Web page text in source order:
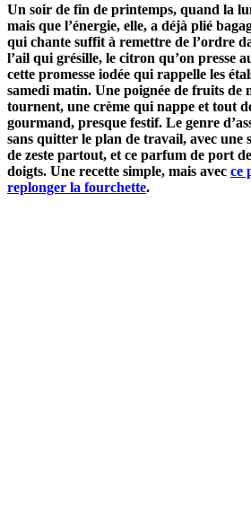
Un soir de fin de printemps, quand la
mais que l’énergie, elle, a déjà plié
qui chante suffit à remettre de l’ordre
l’ail qui grésille, le citron qu’on presse
cette promesse iodée qui rappelle les
samedi matin. Une poignée de fruits de
tournent, une crème qui nappe et tout
gourmand, presque festif. Le genre
sans quitter le plan de travail, avec une
de zeste partout, et ce parfum de port
doigts. Une recette simple, mais avec ce
replonger la fourchette.